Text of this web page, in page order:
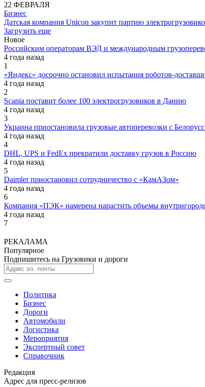
22 ФЕВРАЛЯ
Бизнес
Датская компания Unicon закупит партию
Загрузить еще
Новое
Российским операторам ВЭД и международным
4 года назад
1
«Яндекс» досрочно остановил испытания роботов-
4 года назад
2
Scania поставит более 100 электрогрузовиков в Данию
4 года назад
3
Украина приостановила грузовые автоперевозки с
4 года назад
4
DHL, UPS и FedEx прекратили доставку грузов в Россию
4 года назад
5
Daimler приостановил сотрудничество с «КамАЗом»
4 года назад
6
Компания «ПЭК» намерена нарастить объемы
4 года назад
7
РЕКАЛАМА
Популярное
Подпишитесь на Грузовики и дороги
Политика
Бизнес
Дороги
Автомобили
Логистика
Мероприятия
Экспертный совет
Справочник
Редакция
Адрес для пресс-релизов